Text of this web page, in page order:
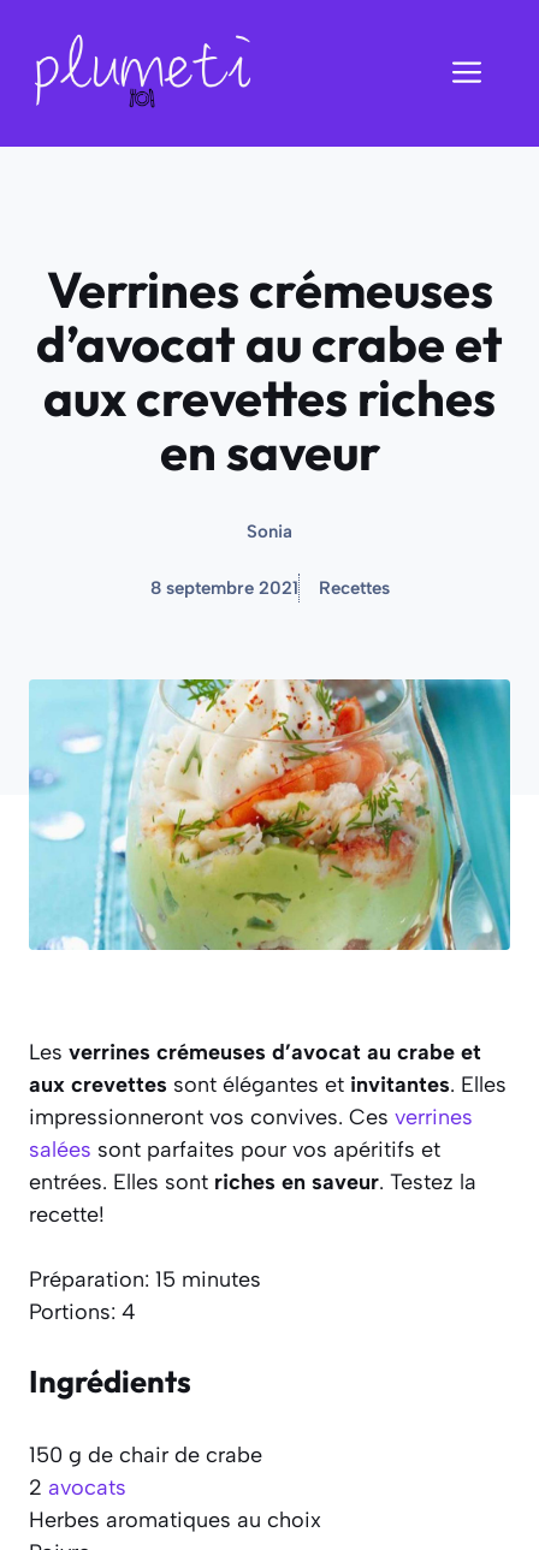
contenu
Verrines crémeuses
d’avocat au crabe et
aux crevettes riches
en saveur
Sonia
8 septembre 2021 Recettes
Les verrines crémeuses d’avocat au crabe et
aux crevettes sont élégantes et invitantes. Elles
impressionneront vos convives. Ces verrines
salées sont parfaites pour vos apéritifs et
entrées. Elles sont riches en saveur. Testez la
recette!
Préparation: 15 minutes
Portions: 4
Ingrédients
150 g de chair de crabe
2 avocats
Herbes aromatiques au choix